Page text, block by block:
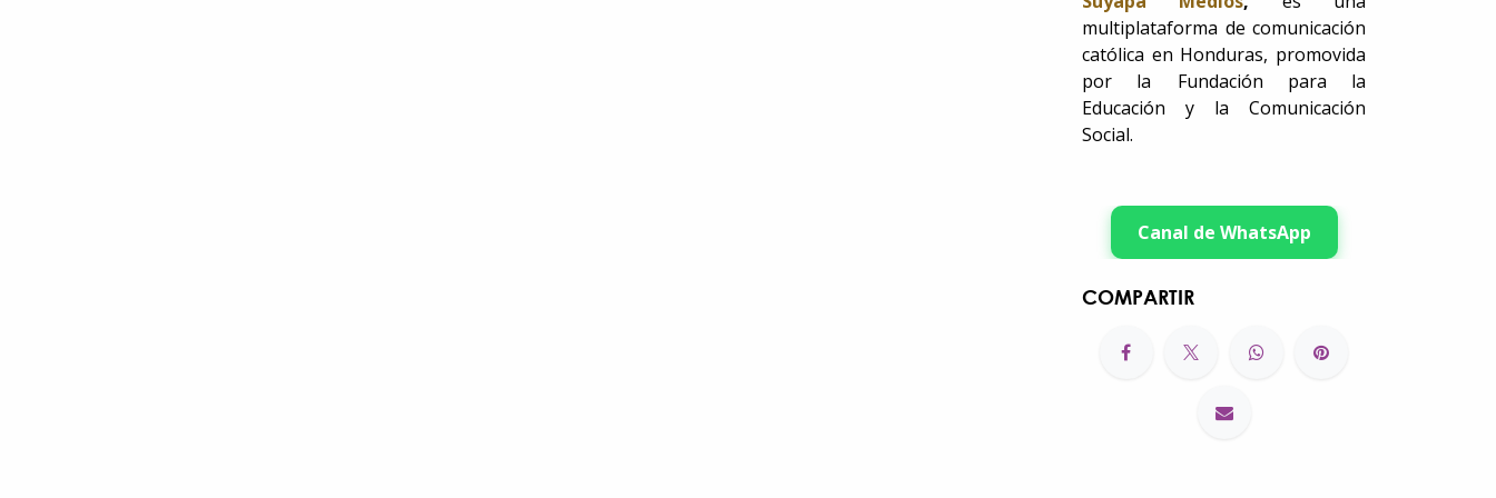
multiplataforma de comunicación
católica en Honduras, promovida
por la Fundación para la
Educación y la Comunicación
Social.
Canal de WhatsApp
COMPARTIR